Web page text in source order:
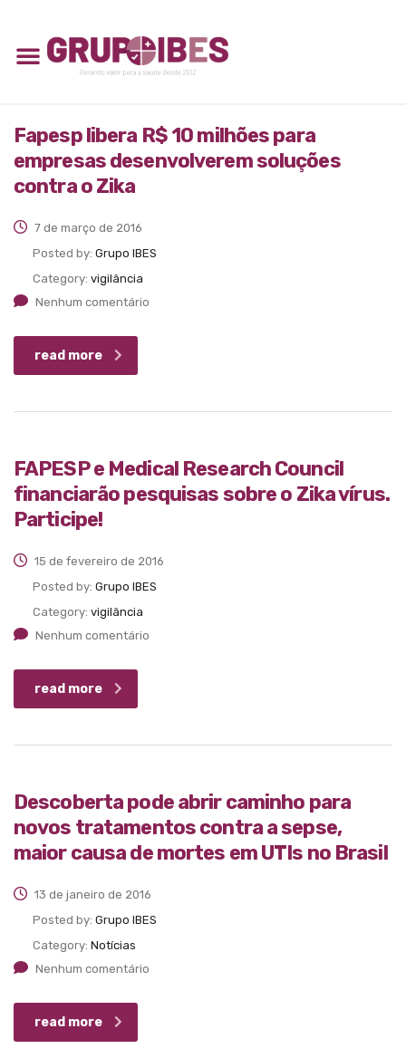
Fapesp libera R$ 10 milhões para
empresas desenvolverem soluções
contra o Zika
7 de março de 2016
Posted by: Grupo IBES
Category: vigilância
Nenhum comentário
read more
FAPESP e Medical Research Council
financiarão pesquisas sobre o Zika vírus.
Participe!
15 de fevereiro de 2016
Posted by: Grupo IBES
Category: vigilância
Nenhum comentário
read more
Descoberta pode abrir caminho para
novos tratamentos contra a sepse,
maior causa de mortes em UTIs no Brasil
13 de janeiro de 2016
Posted by: Grupo IBES
Category: Notícias
Nenhum comentário
read more